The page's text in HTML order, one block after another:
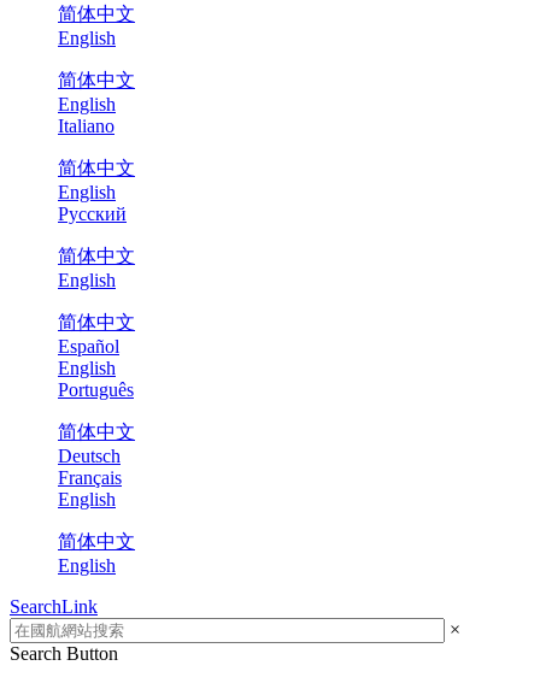
简体中文
English
简体中文
English
Italiano
简体中文
English
Русский
简体中文
English
简体中文
Español
English
Português
简体中文
Deutsch
Français
English
简体中文
English
SearchLink
×
Search Button